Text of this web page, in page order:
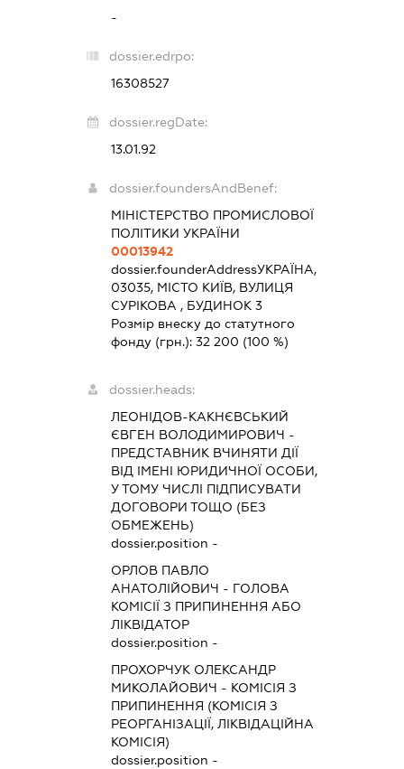
-
dossier.edrpo:
16308527
dossier.regDate:
13.01.92
dossier.foundersAndBenef:
МІНІСТЕРСТВО ПРОМИСЛОВОЇ
ПОЛІТИКИ УКРАЇНИ
00013942
dossier.founderAddressУКРАЇНА,
03035, МІСТО КИЇВ, ВУЛИЦЯ
СУРІКОВА , БУДИНОК 3
Розмір внеску до статутного
фонду (грн.):32 200 (100 %)
dossier.heads:
ЛЕОНІДОВ-КАКНЄВСЬКИЙ
ЄВГЕН ВОЛОДИМИРОВИЧ -
ПРЕДСТАВНИК ВЧИНЯТИ ДІЇ
ВІД ІМЕНІ ЮРИДИЧНОЇ ОСОБИ,
У ТОМУ ЧИСЛІ ПІДПИСУВАТИ
ДОГОВОРИ ТОЩО (БЕЗ
ОБМЕЖЕНЬ)
dossier.position -
ОРЛОВ ПАВЛО
АНАТОЛІЙОВИЧ - ГОЛОВА
КОМІСІЇ З ПРИПИНЕННЯ АБО
ЛІКВІДАТОР
dossier.position -
ПРОХОРЧУК ОЛЕКСАНДР
МИКОЛАЙОВИЧ - КОМІСІЯ З
ПРИПИНЕННЯ (КОМІСІЯ З
РЕОРГАНІЗАЦІЇ, ЛІКВІДАЦІЙНА
КОМІСІЯ)
dossier.position -